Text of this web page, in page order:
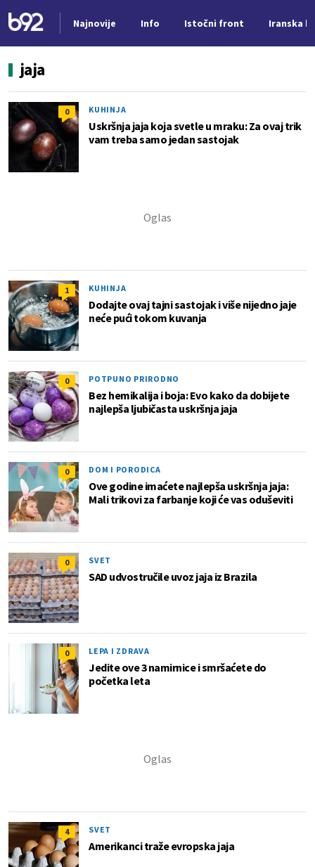
Najnovije Info Istočni front Iranska
jaja
0 KUHINJA
Uskršnja jaja koja svetle u mraku: Za ovaj trik
vam treba samo jedan sastojak
1 KUHINJA
Dodajte ovaj tajni sastojak i više nijedno jaje
neće pući tokom kuvanja
0 POTPUNO PRIRODNO
Bez hemikalija i boja: Evo kako da dobijete
najlepša ljubičasta uskršnja jaja
0 DOM I PORODICA
Ove godine imaćete najlepša uskršnja jaja:
Mali trikovi za farbanje koji će vas oduševiti
0 SVET
SAD udvostručile uvoz jaja iz Brazila
0 LEPA I ZDRAVA
Jedite ove 3 namirnice i smršaćete do
početka leta
4 SVET
Amerikanci traže evropska jaja